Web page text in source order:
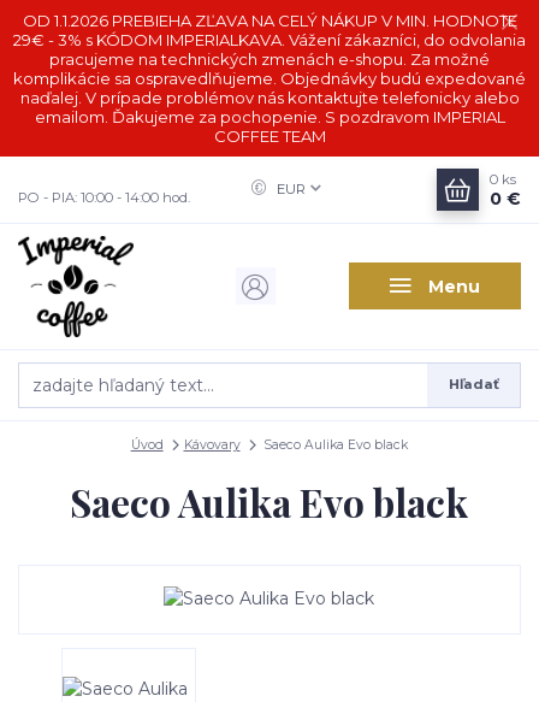
OD 1.1.2026 PREBIEHA ZĽAVA NA CELÝ NÁKUP V MIN. HODNOTE
29€ - 3% s KÓDOM IMPERIALKAVA. Vážení zákazníci, do odvolania
pracujeme na technických zmenách e-shopu. Za možné
komplikácie sa ospravedlňujeme. Objednávky budú expedované
naďalej. V prípade problémov nás kontaktujte telefonicky alebo
emailom. Ďakujeme za pochopenie. S pozdravom IMPERIAL
COFFEE TEAM
Menu
EUR
Hľadať
PO - PIA: 10:00 - 14:00 hod.
0 ks
0 €
Úvod Kávovary Saeco Aulika Evo black
Saeco Aulika Evo black